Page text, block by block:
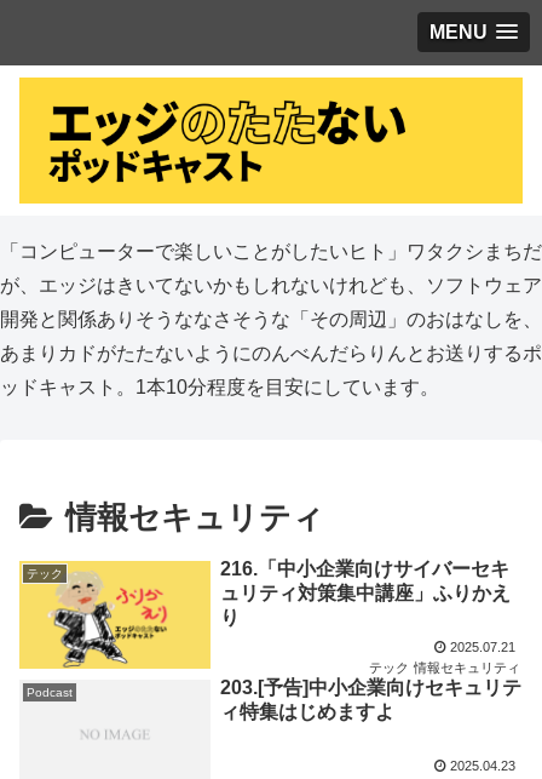
MENU
「コンピューターで楽しいことがしたいヒト」ワタクシまちだ
が、エッジはきいてないかもしれないけれども、ソフトウェア
開発と関係ありそうななさそうな「その周辺」のおはなしを、
あまりカドがたたないようにのんべんだらりんとお送りするポ
ッドキャスト。1本10分程度を目安にしています。
情報セキュリティ
テック
216.「中小企業向けサイバーセキ
ュリティ対策集中講座」ふりかえ
り
2025.07.21
テック 情報セキュリティ
Podcast
203.[予告]中小企業向けセキュリテ
ィ特集はじめますよ
2025.04.23